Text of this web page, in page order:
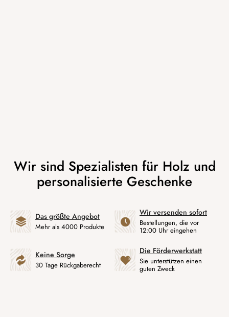
Das größte Angebot
Mehr als 4000 Produkte
Wir versenden sofort
Bestellungen, die vor
12:00 Uhr eingehen
Keine Sorge
30 Tage Rückgaberecht
Die Förderwerkstatt
Sie unterstützen einen
guten Zweck